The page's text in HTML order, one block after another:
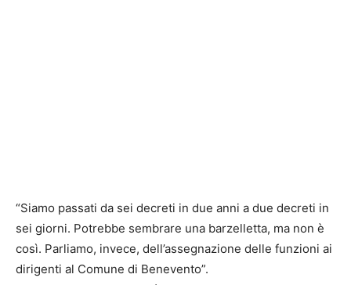
“Siamo passati da sei decreti in due anni a due decreti in
sei giorni. Potrebbe sembrare una barzelletta, ma non è
così. Parliamo, invece, dell’assegnazione delle funzioni ai
dirigenti al Comune di Benevento”.